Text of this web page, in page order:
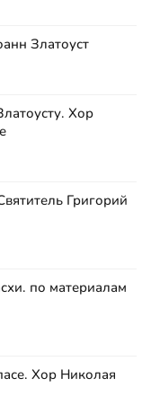
Златоуст
Хор
Григорий
по материалам
Хор Николая